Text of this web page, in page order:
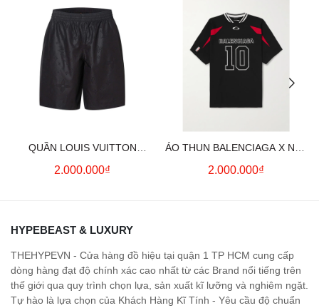
QUẦN LOUIS VUITTON
MONOGRAM MOIRE
2.000.000₫
ÁO THUN BALENCIAGA X NBA
LOGO COTTON JERSEY T-
2.000.000₫
HYPEBEAST & LUXURY
THEHYPEVN - Cửa hàng đồ hiệu tại quận 1 TP HCM cung cấp
dòng hàng đạt độ chính xác cao nhất từ các Brand nổi tiếng trên
thế giới qua quy trình chọn lựa, sản xuất kĩ lưỡng và nghiêm ngặt.
Tự hào là lựa chọn của Khách Hàng Kĩ Tính - Yêu cầu độ chuẩn